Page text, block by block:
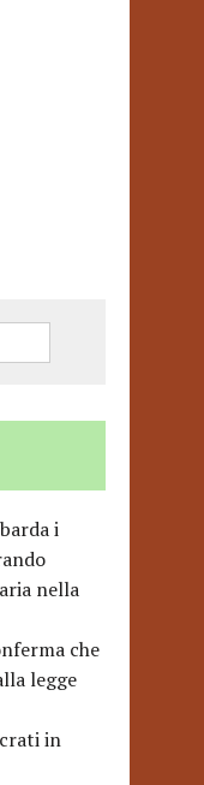
i
nella
che
legge
in